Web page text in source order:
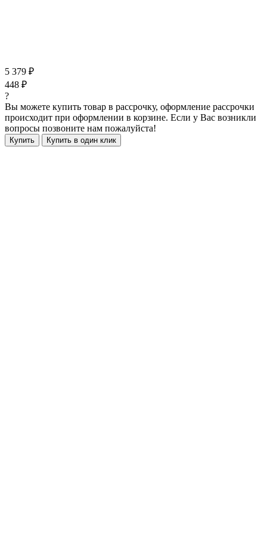
5 379 ₽
448 ₽
?
Вы можете купить товар в рассрочку, оформление рассрочки
происходит при оформлении в корзине. Если у Вас возникли
вопросы позвоните нам пожалуйста!
Купить Купить в один клик